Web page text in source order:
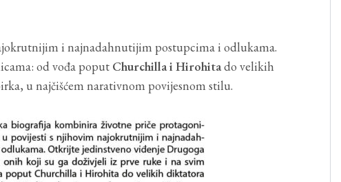
i najnadahnutijim postupcima i odlukama.
od vođa poput Churchilla i Hirohitado velikih
u najčišćem narativnom povijesnom stilu.